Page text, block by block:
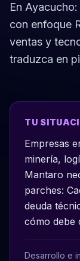
En
con enfoque
ventas y
traduzca en
TU
Empresas
minería,
Mantaro
parches:
deuda
cómo debe
Desarrollo e